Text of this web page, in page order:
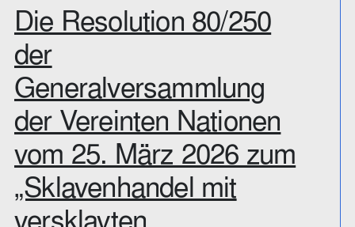
Die Resolution 80/250
der
Generalversammlung
der Vereinten Nationen
vom 25. März 2026 zum
„Sklavenhandel mit